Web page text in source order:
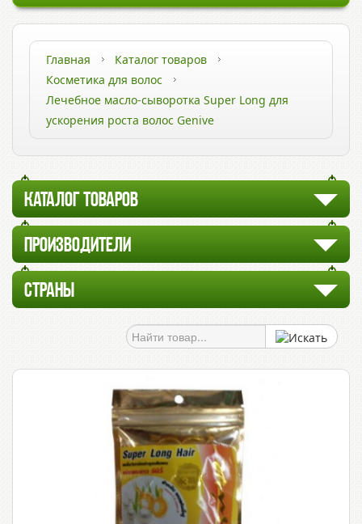
Главная
Каталог товаров
Косметика для волос
Лечебное масло-сыворотка Super Long для
ускорения роста волос Genive
КАТАЛОГ ТОВАРОВ
ПРОИЗВОДИТЕЛИ
СТРАНЫ